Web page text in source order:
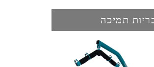
תמיכה